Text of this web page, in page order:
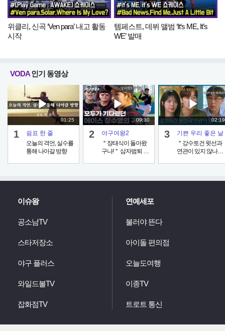
위클리, 신곡 ‘Ven para’ 내고 활동
시작
템페스트, 데뷔 앨범 ‘It‘s ME, It’s
WE’ 발매
VODA인기 동영상
01:25
1
쉼표 한 줄
오늘의 격언, 실수를
통해 나아갈 방향
09:30
2
야구여왕2
＂장태식이 돌아왔
구나!＂ 삼자범퇴 무
02:19
3
기쁜 우리 좋은 날
＂강수토건 윗선과
연관이 있지 않나＂
날] | KBS 260806 방
이슈왕
공소남TV
스타저장소
야구 플러스
와일드볼TV
잡화점TV
연예세포
불러야 뜬다
아이돌 편의점
오늘도여행
이종TV
트로트 통신